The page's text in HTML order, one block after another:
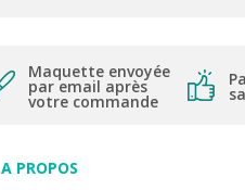
Maquette envoyée
par email après
votre commande
A PROPOS